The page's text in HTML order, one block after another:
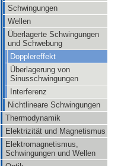
Schwingungen
Wellen
Überlagerte Schwingungen
und Schwebung
Dopplereffekt
Überlagerung von
Sinusschwingungen
Interferenz
Nichtlineare Schwingungen
Thermodynamik
Elektrizität und Magnetismus
Elektromagnetismus,
Schwingungen und Wellen